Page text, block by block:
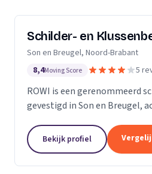
Schilder- en
Son en Breugel, Noord-Brabant
8,4Moving Score 5
ROWI is een gerenommeerd
gevestigd in Son en Breugel,
aan diensten, variërend van
Bekijk profiel